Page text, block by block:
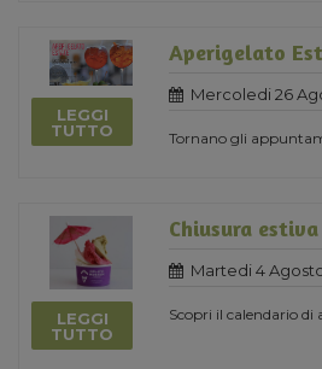
LEGGI
TUTTO
Aperigelato
Mercoledi 26
Tornano gli
LEGGI
TUTTO
Chiusura estiva
Martedi 4
Scopri il calendario di